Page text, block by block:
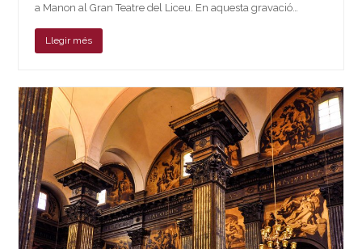
a Manon al Gran Teatre del Liceu. En aquesta gravació…
Llegir més